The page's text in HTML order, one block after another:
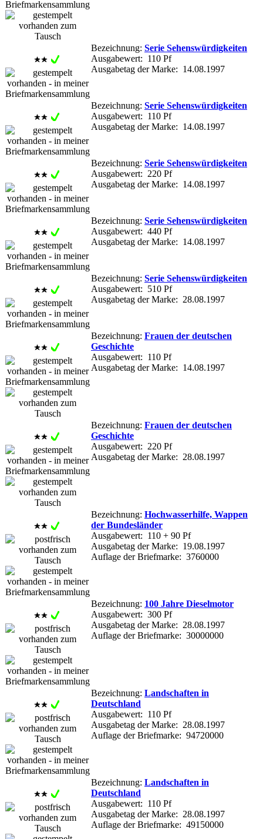
Bezeichnung: Serie Sehenswürdigkeiten
Ausgabewert: 110 Pf
Ausgabetag der Marke: 14.08.1997
Bezeichnung: Serie Sehenswürdigkeiten
Ausgabewert: 110 Pf
Ausgabetag der Marke: 14.08.1997
Bezeichnung: Serie Sehenswürdigkeiten
Ausgabewert: 220 Pf
Ausgabetag der Marke: 14.08.1997
Bezeichnung: Serie Sehenswürdigkeiten
Ausgabewert: 440 Pf
Ausgabetag der Marke: 14.08.1997
Bezeichnung: Serie Sehenswürdigkeiten
Ausgabewert: 510 Pf
Ausgabetag der Marke: 28.08.1997
Bezeichnung: Frauen der deutschen
Geschichte
Ausgabewert: 110 Pf
Ausgabetag der Marke: 14.08.1997
Bezeichnung: Frauen der deutschen
Geschichte
Ausgabewert: 220 Pf
Ausgabetag der Marke: 28.08.1997
Bezeichnung: Hochwasserhilfe, Wappen
der Bundesländer
Ausgabewert: 110 + 90 Pf
Ausgabetag der Marke: 19.08.1997
Auflage der Briefmarke: 3760000
Bezeichnung: 100 Jahre Dieselmotor
Ausgabewert: 300 Pf
Ausgabetag der Marke: 28.08.1997
Auflage der Briefmarke: 30000000
Bezeichnung: Landschaften in
Deutschland
Ausgabewert: 110 Pf
Ausgabetag der Marke: 28.08.1997
Auflage der Briefmarke: 94720000
Bezeichnung: Landschaften in
Deutschland
Ausgabewert: 110 Pf
Ausgabetag der Marke: 28.08.1997
Auflage der Briefmarke: 49150000